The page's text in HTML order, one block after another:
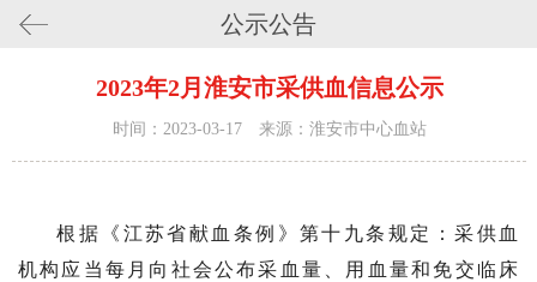
公示公告
2023年2月淮安市采供血信息公示
时间：2023-03-17 来源：淮安市中心血站
根据《江苏省献血条例》第十九条规定：采供血
机构应当每月向社会公布采血量、用血量和免交临床